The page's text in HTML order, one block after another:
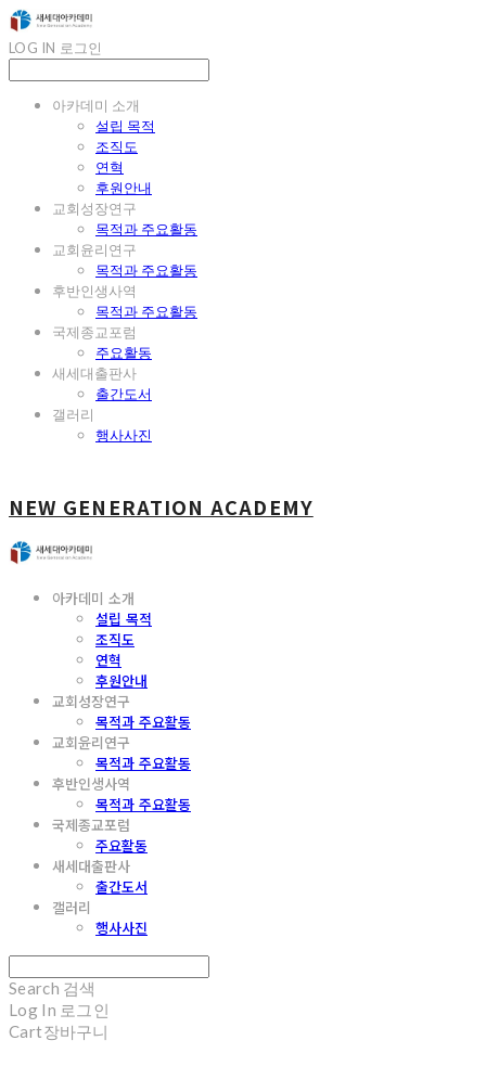
LOG IN 로그인
아카데미 소개
설립 목적
조직도
연혁
후원안내
교회성장연구
목적과 주요활동
교회윤리연구
목적과 주요활동
후반인생사역
목적과 주요활동
국제종교포럼
주요활동
새세대출판사
출간도서
갤러리
행사사진
NEW GENERATION ACADEMY
아카데미 소개
설립 목적
조직도
연혁
후원안내
교회성장연구
목적과 주요활동
교회윤리연구
목적과 주요활동
후반인생사역
목적과 주요활동
국제종교포럼
주요활동
새세대출판사
출간도서
갤러리
행사사진
Search 검색
Log In 로그인
Cart장바구니